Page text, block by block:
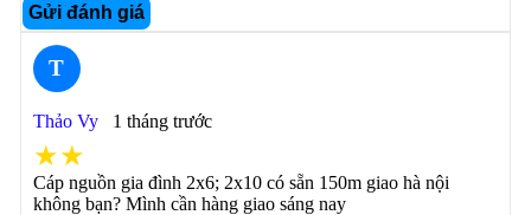
Gửi đánh giá
T
Thảo Vy 1 tháng trước
★★
Cáp nguồn gia đình 2x6; 2x10 có sẵn 150m giao hà nội
không bạn? Mình cần hàng giao sáng nay